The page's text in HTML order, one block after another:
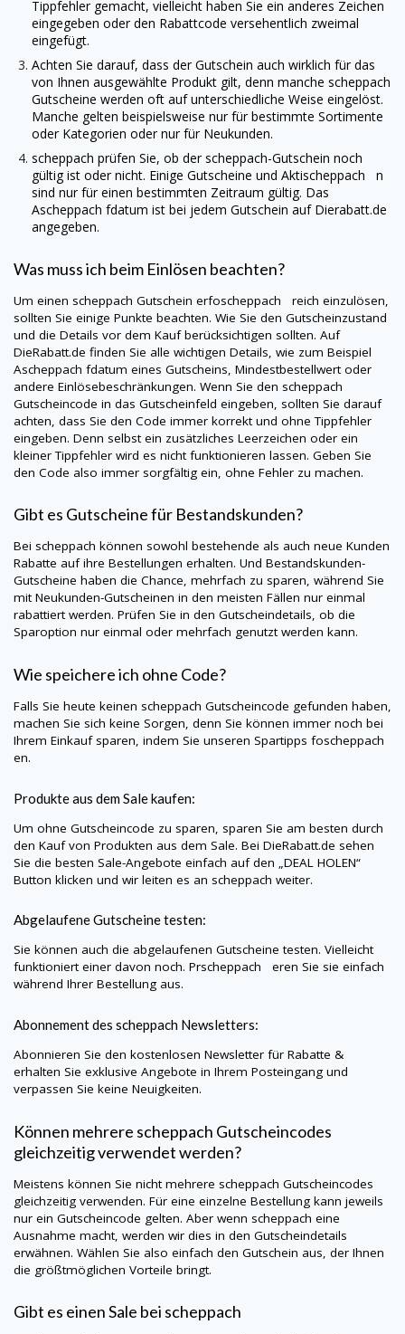
Tippfehler gemacht, vielleicht haben Sie ein anderes Zeichen
eingegeben oder den Rabattcode versehentlich zweimal
eingefügt.
Achten Sie darauf, dass der Gutschein auch wirklich für das
von Ihnen ausgewählte Produkt gilt, denn manche scheppach
Gutscheine werden oft auf unterschiedliche Weise eingelöst.
Manche gelten beispielsweise nur für bestimmte Sortimente
oder Kategorien oder nur für Neukunden.
scheppach prüfen Sie, ob derscheppach-Gutschein noch
gültig ist oder nicht. Einige Gutscheine und Aktischeppach n
sind nur für einen bestimmten Zeitraum gültig. Das
Ascheppach fdatum ist bei jedem Gutschein aufDierabatt.de
angegeben.
Was muss ich beim Einlösen beachten?
Um einen scheppach Gutschein erfoscheppach reich einzulösen,
sollten Sie einige Punkte beachten. Wie Sie den Gutscheinzustand
und die Details vor dem Kauf berücksichtigen sollten. Auf
DieRabatt.de finden Sie alle wichtigen Details, wie zum Beispiel
Ascheppach fdatum eines Gutscheins, Mindestbestellwert oder
andere Einlösebeschränkungen. Wenn Sie den scheppach
Gutscheincode in das Gutscheinfeld eingeben, sollten Sie darauf
achten, dass Sie den Code immer korrekt und ohne Tippfehler
eingeben. Denn selbst ein zusätzliches Leerzeichen oder ein
kleiner Tippfehler wird es nicht funktionieren lassen. Geben Sie
den Code also immer sorgfältig ein, ohne Fehler zu machen.
Gibt es Gutscheine für Bestandskunden?
Bei scheppach können sowohl bestehende als auch neue Kunden
Rabatte auf ihre Bestellungen erhalten. Und Bestandskunden-
Gutscheine haben die Chance, mehrfach zu sparen, während Sie
mit Neukunden-Gutscheinen in den meisten Fällen nur einmal
rabattiert werden. Prüfen Sie in den Gutscheindetails, ob die
Sparoption nur einmal oder mehrfach genutzt werden kann.
Wie speichere ich ohne Code?
Falls Sie heute keinen scheppach Gutscheincode gefunden haben,
machen Sie sich keine Sorgen, denn Sie können immer noch bei
Ihrem Einkauf sparen, indem Sie unseren Spartipps foscheppach
en.
Produkte aus dem Sale kaufen:
Um ohne Gutscheincode zu sparen, sparen Sie am besten durch
den Kauf von Produkten aus dem Sale. Bei DieRabatt.de sehen
Sie die besten Sale-Angebote einfach auf den „DEAL HOLEN“
Button klicken und wir leiten es an scheppach weiter.
Abgelaufene Gutscheine testen:
Sie können auch die abgelaufenen Gutscheine testen. Vielleicht
funktioniert einer davon noch. Prscheppach eren Sie sie einfach
während Ihrer Bestellung aus.
Abonnement des scheppach Newsletters:
Abonnieren Sie den kostenlosen Newsletter für Rabatte &
erhalten Sie exklusive Angebote in Ihrem Posteingang und
verpassen Sie keine Neuigkeiten.
Können mehrere scheppach Gutscheincodes
gleichzeitig verwendet werden?
Meistens können Sie nicht mehrere scheppach Gutscheincodes
gleichzeitig verwenden. Für eine einzelne Bestellung kann jeweils
nur ein Gutscheincode gelten. Aber wenn scheppach eine
Ausnahme macht, werden wir dies in den Gutscheindetails
erwähnen. Wählen Sie also einfach den Gutschein aus, der Ihnen
die größtmöglichen Vorteile bringt.
Gibt es einen Sale bei scheppach